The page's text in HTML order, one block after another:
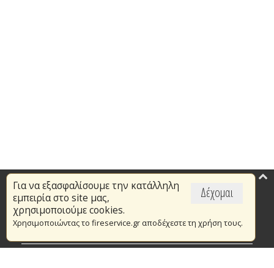
Δέχομαι
Για να εξασφαλίσουμε την κατάλληλη
εμπειρία στο site μας,
χρησιμοποιούμε cookies.
Χρησιμοποιώντας το fireservice.gr αποδέχεστε τη χρήση τους.
Επικαιρότητα
Το Πυροσβεστικό Σώμα